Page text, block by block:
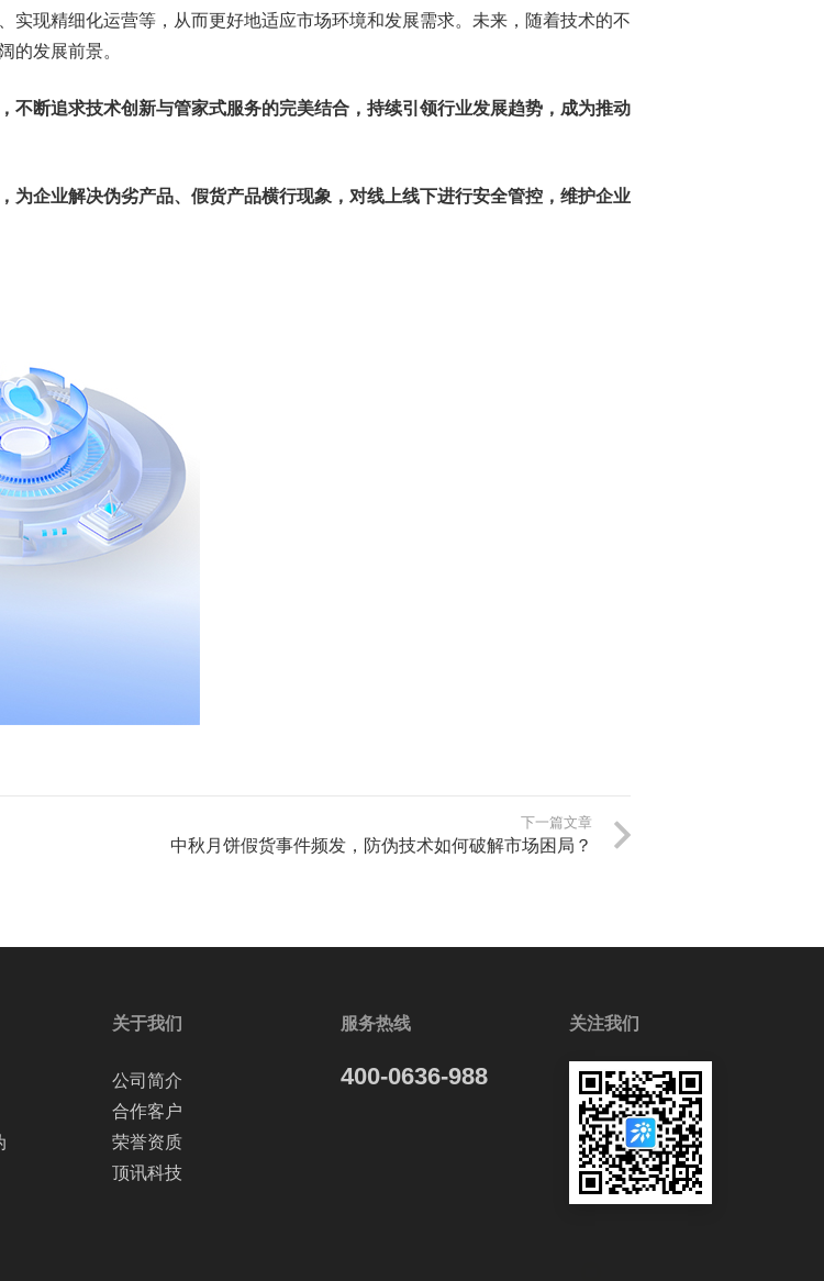
实现精细化运营等，从而更好地适应市场环境和发展需求。未来，随着技术的不
的发展前景。
不断追求技术创新与管家式服务的完美结合，持续引领行业发展趋势，成为推动
为企业解决伪劣产品、假货产品横行现象，对线上线下进行安全管控，维护企业
下一篇文章
中秋月饼假货事件频发，防伪技术如何破解市场困局？
关于我们
公司简介
合作客户
荣誉资质
顶讯科技
服务热线
400-0636-988
关注我们